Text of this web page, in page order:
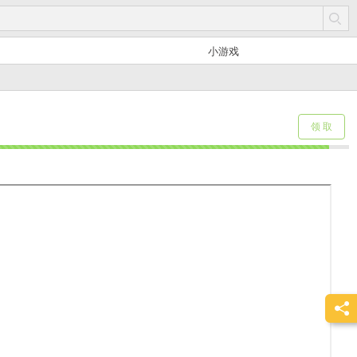
小游戏
领 取